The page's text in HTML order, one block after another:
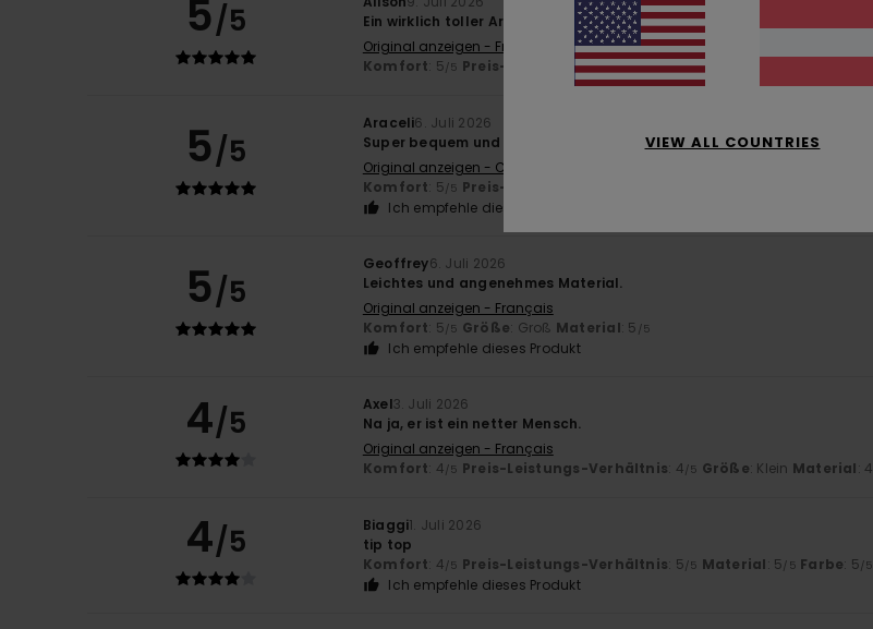
5/5
Ein wirklich toller Artikel, schöne Farbe
Original anzeigen - Français
Komfort: 5/5 Preis-Leistungs-Verhältnis: 5/5 Größe
5/5
Araceli6. Juli 2026
Super bequem und von hervorragender Qualität
Original anzeigen - Castellano
Komfort: 5/5 Preis-Leistungs-Verhältnis
Ich empfehle dieses Produkt
5/5
Geoffrey6. Juli 2026
Leichtes und angenehmes Material.
Original anzeigen - Français
Komfort: 5/5 Größe: Groß Material: 5 /5
Ich empfehle dieses Produkt
4/5 Axel3. Juli 2026
Na ja, er ist ein netter Mensch.
Original anzeigen - Français
Komfort: 4/5 Preis-Leistungs-Verhältnis: 4/5 Größe: Klein Material: 4
4/5 Biaggi1. Juli 2026
tip top
Komfort: 4/5 Preis-Leistungs-Verhältnis: 5/5 Material: 5/5 Farbe: 5/5
Ich empfehle dieses Produkt
VIEW ALL COUNTRIES